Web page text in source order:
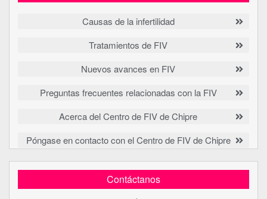
Causas de la infertilidad
Tratamientos de FIV
Nuevos avances en FIV
Preguntas frecuentes relacionadas con la FIV
Acerca del Centro de FIV de Chipre
Póngase en contacto con el Centro de FIV de Chipre
Contáctanos